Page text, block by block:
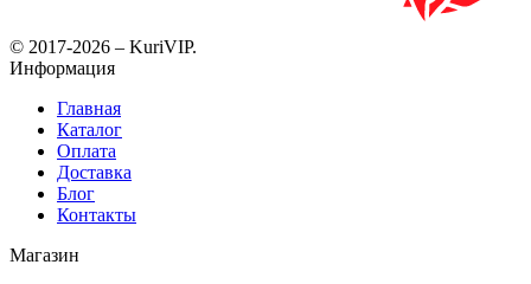
© 2017-2026 – KuriVIP.
Информация
Главная
Каталог
Оплата
Доставка
Блог
Контакты
Магазин